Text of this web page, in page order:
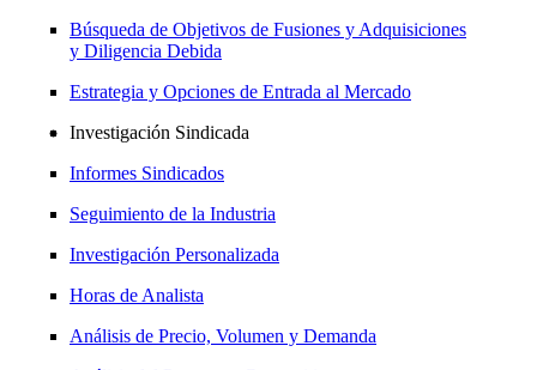
Búsqueda de Objetivos de Fusiones y Adquisiciones
y Diligencia Debida
Estrategia y Opciones de Entrada al Mercado
Investigación Sindicada
Informes Sindicados
Seguimiento de la Industria
Investigación Personalizada
Horas de Analista
Análisis de Precio, Volumen y Demanda